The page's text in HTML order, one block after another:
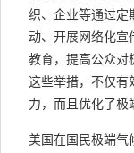
织、企业等通过定
动、开展网络化宣
教育，提高公众对
这些举措，不仅有
力，而且优化了极
美国在国民极端气